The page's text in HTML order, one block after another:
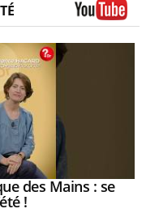
des Mains : se
!Youtube